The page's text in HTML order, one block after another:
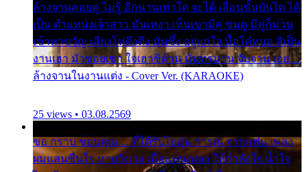
ล้างจานคอยคู่ ไม่รู้ อีกนานเท่าใด จะได้ เลื่อนขั้นบันได ได้
เป็น ตำแหน่งเจ้าสาว มันเหงา เห็นเขามีคู่ ซมดู มีคู่ก็ม่วน
เข้าพาขวัญ เสียงโห่ตึงตึง มันซึ้ง อยู่แก่ใจ มื้อใด๋หนอ สิเป็น
งานเฮา มัวซอยเขา ใจเฮาซิด้าน มันทรมาน จับจาน เอย…
ล้างจานในงานแต่ง - Cover Ver. (KARAOKE)
25 views • 03.08.2569
ขอ กราบ ขอบคุณ.... ที่ได้รับไออุ่น การุณ จากแฟน เพลง
ผมแสนชื่นใจ หายวังเวง เมื่อแฟนเพลง ให้กำลังใจ น้ำใจ